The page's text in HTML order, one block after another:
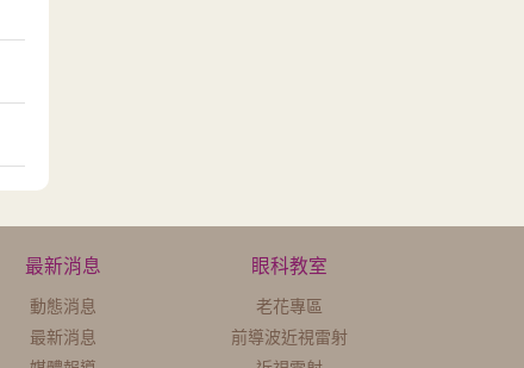
最新消息
動態消息
最新消息
眼科教室
老花專區
前導波近視雷射